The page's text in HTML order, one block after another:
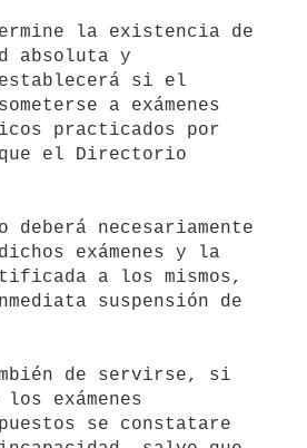
absoluta y
establecerá si el
a exámenes
practicados por
el Directorio
necesariamente
exámenes y la
a los mismos,
suspensión de
de servirse, si
exámenes
se constatare